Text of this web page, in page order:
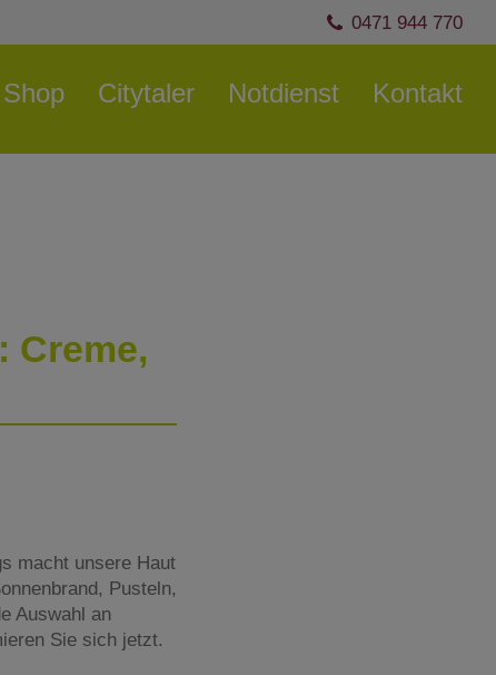
0471 944 770
Shop Citytaler Notdienst Kontakt
Creme,
macht unsere Haut
Pusteln,
Auswahl an
Sie sich jetzt.